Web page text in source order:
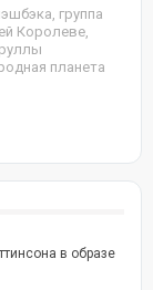
группа
Королеве,
планета
в образе